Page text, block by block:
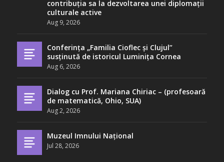
contribuția sa la dezvoltarea unei diplomații
culturale active
Aug 9, 2026
Conferința „Familia Cioflec și Clujul”
susținută de istoricul Luminița Cornea
Aug 6, 2026
Dialog cu Prof. Mariana Chiriac – (profesoară
de matematică, Ohio, SUA)
Aug 2, 2026
Muzeul Imnului Național
Jul 28, 2026